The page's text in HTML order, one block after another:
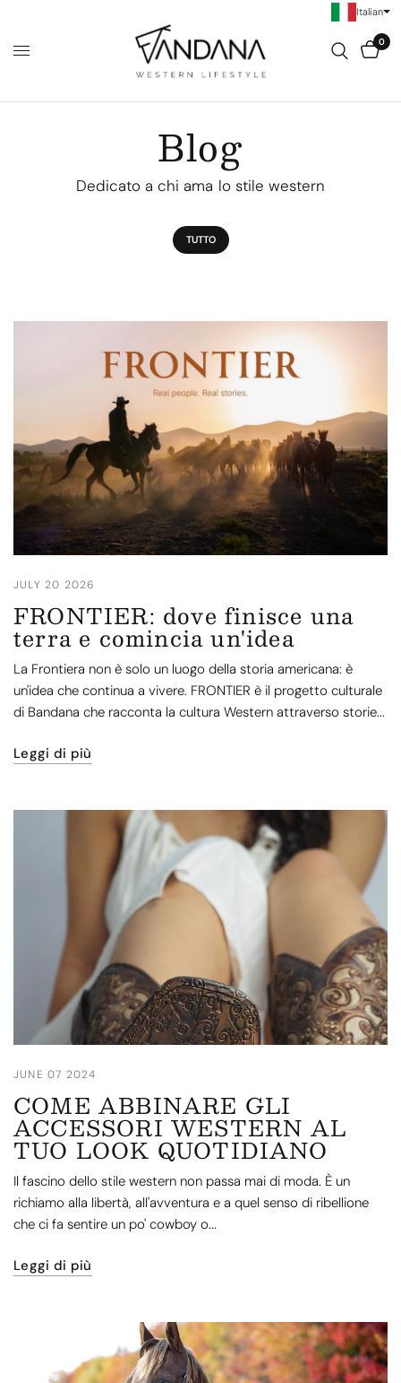
0
Blog
Dedicato a chi ama lo stile western
TUTTO
JULY 20 2026
FRONTIER: dove finisce una
terra e comincia un'idea
La Frontiera non è solo un luogo della storia americana: è
un'idea che continua a vivere. FRONTIER è il progetto culturale
di Bandana che racconta la cultura Western attraverso storie...
Leggi di più
JUNE 07 2024
COME ABBINARE GLI
ACCESSORI WESTERN AL
TUO LOOK QUOTIDIANO
Il fascino dello stile western non passa mai di moda. È un
richiamo alla libertà, all'avventura e a quel senso di ribellione
che ci fa sentire un po' cowboy o...
Leggi di più
Italian